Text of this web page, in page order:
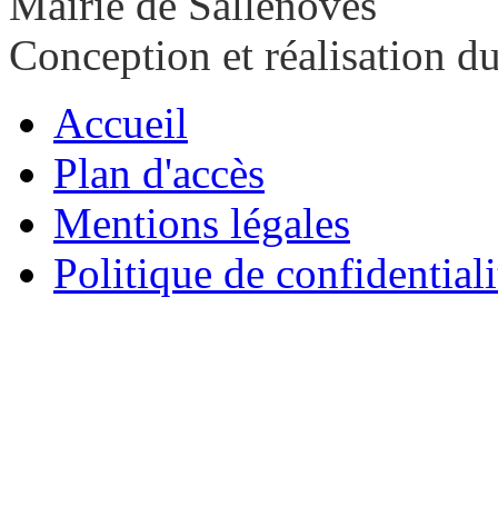
Conception et réalisation
Accueil
Plan d'accès
Mentions légales
Politique de